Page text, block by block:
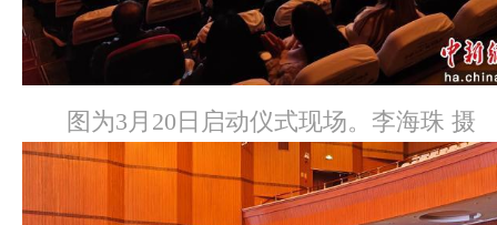
图为3月20日启动仪式现场。李海珠 摄